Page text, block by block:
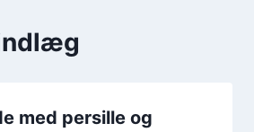
med persille og